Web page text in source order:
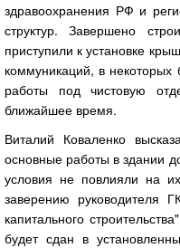
здравоохранения РФ и
структур. Завершено
приступили к установке
коммуникаций, в
работы под чистовую
ближайшее время.
Виталий Коваленко
основные работы в здании
условия не повлияли на
заверению руководителя
капитального
будет сдан в